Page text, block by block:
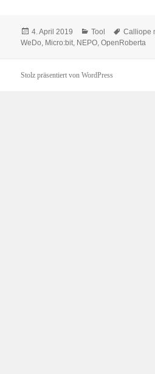
Veröffentlicht
am
4. April 2019 Kategorien
Tool Calliope
WeDo Micro:bit NEPO ,OpenRoberta
Stolz präsentiert von WordPress